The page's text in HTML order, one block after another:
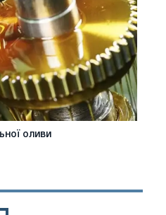
оливи